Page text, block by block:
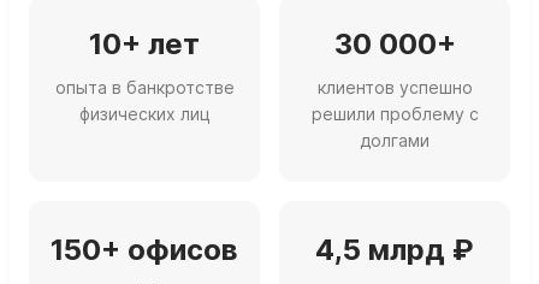
10+ лет
опыта в банкротстве
физических лиц
30 000+
клиентов успешно
решили проблему с
долгами
150+ офисов 4,5 млрд ₽